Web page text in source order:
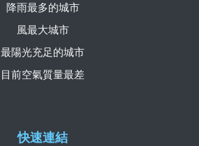
快速連結
降雨最多的城市
風最大城市
最陽光充足的城市
目前空氣質量最差